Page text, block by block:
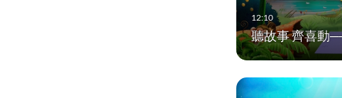
聽故事 齊喜動